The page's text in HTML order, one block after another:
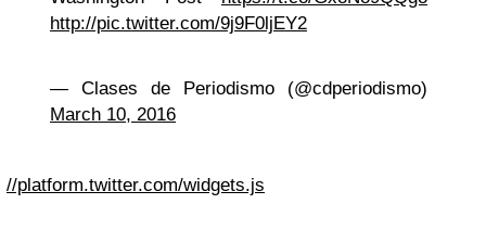
http://pic.twitter.com/9j9F0ljEY2
— Clases de Periodismo (@cdperiodismo)
March 10, 2016
//platform.twitter.com/widgets.js